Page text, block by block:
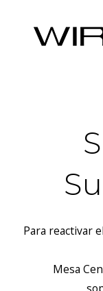
Para reactivar
Mesa